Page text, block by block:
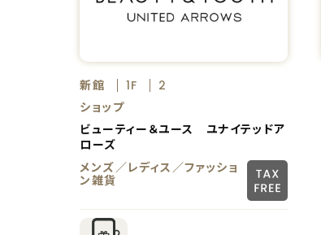
新館 1F
2
ショップ
ビューティー＆ユース ユナイテッドア
ローズ
メンズ／レディス／ファッショ
ン雑貨